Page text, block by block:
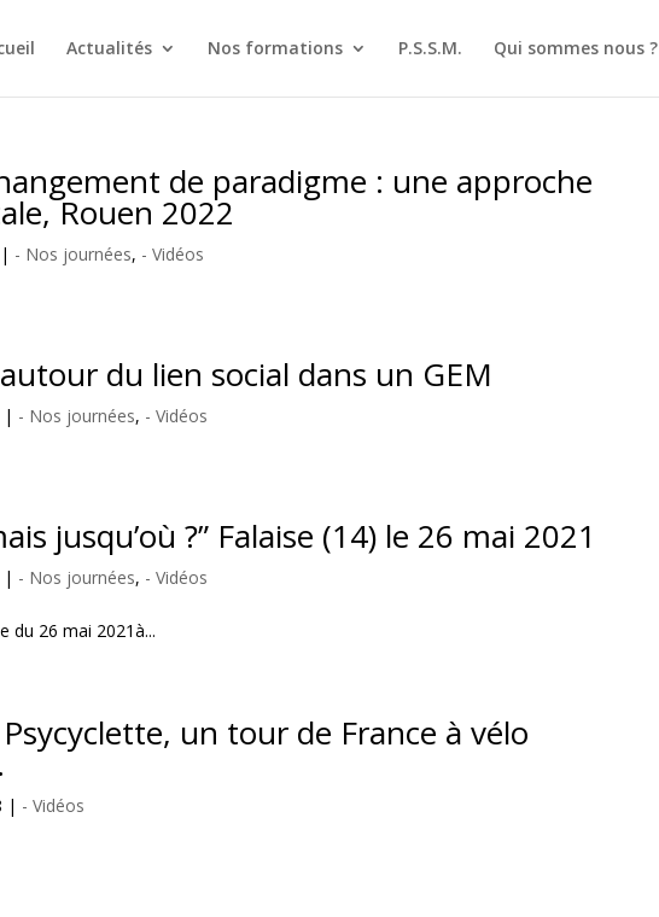
Actualités Nos formations P.S.S.M. Qui sommes nous ?
de paradigme : une approche
Rouen 2022
| - Nos journées, - Vidéos
du lien social dans un GEM
| - Nos journées, - Vidéos
jusqu’où ?” Falaise (14) le 26 mai 2021
| - Nos journées, - Vidéos
du 26 mai 2021à...
un tour de France à vélo
| - Vidéos